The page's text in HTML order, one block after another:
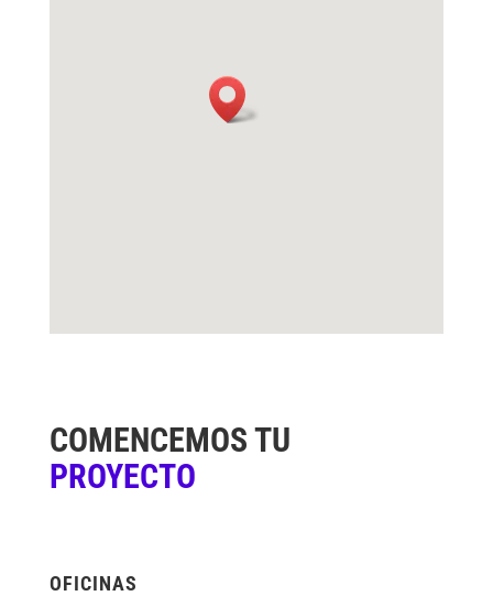
COMENCEMOS TU
PROYECTO
OFICINAS